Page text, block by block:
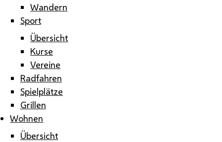
Wandern
Sport
Übersicht
Kurse
Vereine
Radfahren
Spielplätze
Grillen
Wohnen
Übersicht